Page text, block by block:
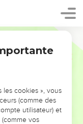
!
ÉVITER LES
les cookies », vous
(comme des
utilisateur) et
vos